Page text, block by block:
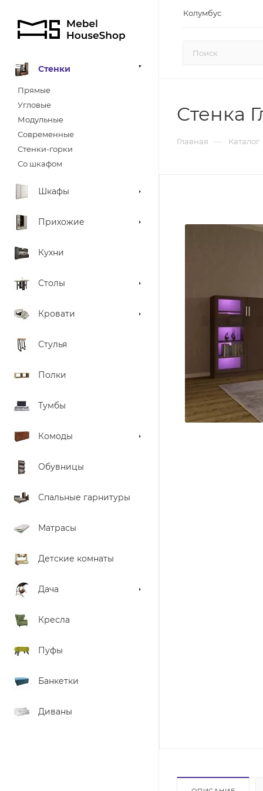
Колумбус
Стенки
Прямые
Угловые
Модульные
Современные
Стенки-горки
Со шкафом
Шкафы
Прихожие
Кухни
Столы
Кровати
Стулья
Полки
Тумбы
Комоды
Обувницы
Спальные гарнитуры
Матрасы
Детские комнаты
Дача
Кресла
Пуфы
Банкетки
Диваны
Стенка
Главная — Каталог